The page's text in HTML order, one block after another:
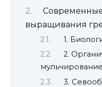
выращивания
1.
2.
мульчирование
3.